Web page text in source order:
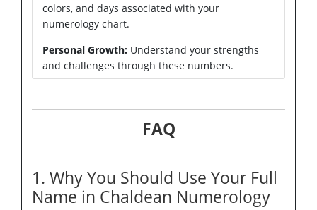
colors, and days associated with your
numerology chart.
Personal Growth: Understand your strengths
and challenges through these numbers.
FAQ
1. Why You Should Use Your Full
Name in Chaldean Numerology